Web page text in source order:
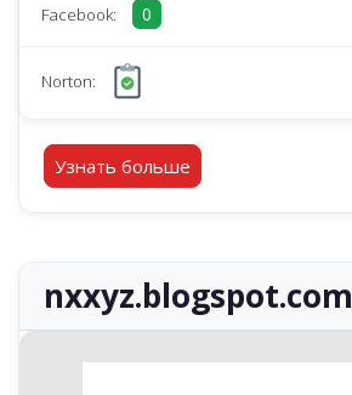
Facebook: 0
Norton:
Узнать больше
nxxyz.blogspot.com